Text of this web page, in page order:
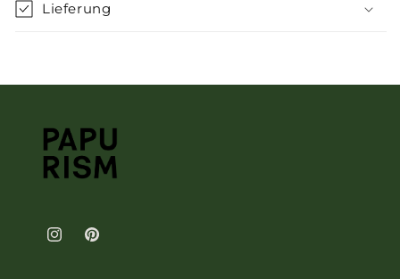
Lieferung
InstagramPinterest